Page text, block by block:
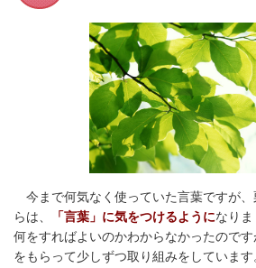
今まで何気なく使っていた言葉ですが
らは、
「言葉」に気をつけるようになり
何をすればよいのかわからなかったので
をもらって少しずつ取り組みをしています